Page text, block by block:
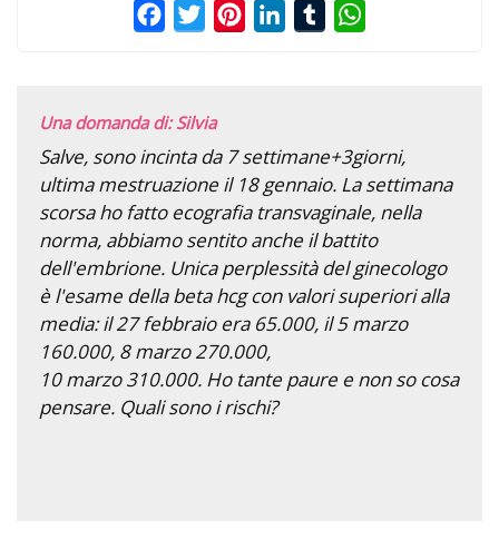
FacebookTwitterPinterestLinkedInTumblr
Una domanda di: Silvia
Salve, sono incinta da 7 settimane+3giorni,
ultima mestruazione il 18 gennaio. La settimana
scorsa ho fatto ecografia transvaginale, nella
norma, abbiamo sentito anche il battito
dell'embrione. Unica perplessità del ginecologo
è l'esame della beta hcg con valori superiori alla
media: il 27 febbraio era 65.000, il 5 marzo
160.000, 8 marzo 270.000,
10 marzo 310.000. Ho tante paure e non so cosa
pensare. Quali sono i rischi?